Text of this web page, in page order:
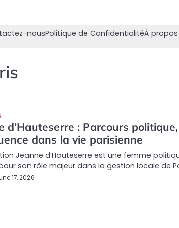
nousPolitique de ConfidentialitéÀ
d’Hauteserre : Parcours
dans la vie parisienne
Jeanne d’Hauteserre est une femme
son rôle majeur dans la gestion locale de
17, 2026